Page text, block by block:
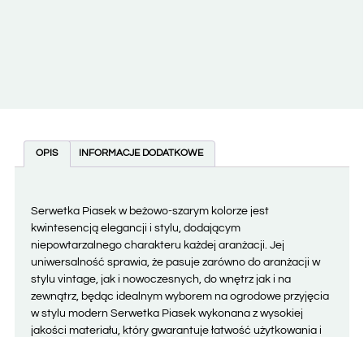
OPIS INFORMACJE DODATKOWE
Serwetka Piasek w beżowo-szarym kolorze jest
kwintesencją elegancji i stylu, dodającym
niepowtarzalnego charakteru każdej aranżacji. Jej
uniwersalność sprawia, że pasuje zarówno do aranżacji w
stylu vintage, jak i nowoczesnych, do wnętrz jak i na
zewnątrz, będąc idealnym wyborem na ogrodowe przyjęcia
w stylu modern Serwetka Piasek wykonana z wysokiej
jakości materiału, który gwarantuje łatwość użytkowania i